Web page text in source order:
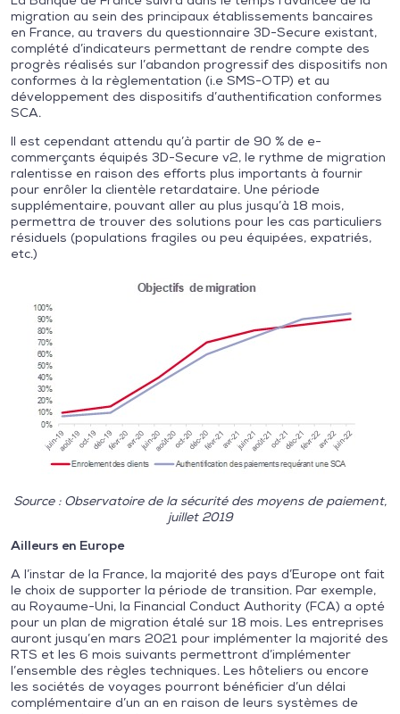
migration au sein des principaux établissements bancaires
en France, au travers du questionnaire 3D-Secure existant,
complété d’indicateurs permettant de rendre compte des
progrès réalisés sur l’abandon progressif des dispositifs non
conformes à la règlementation (i.e SMS-OTP) et au
développement des dispositifs d’authentification conformes
SCA.
Il est cependant attendu qu’à partir de 90 % de e-
commerçants équipés 3D-Secure v2, le rythme de migration
ralentisse en raison des efforts plus importants à fournir
pour enrôler la clientèle retardataire. Une période
supplémentaire, pouvant aller au plus jusqu’à 18 mois,
permettra de trouver des solutions pour les cas particuliers
résiduels (populations fragiles ou peu équipées, expatriés,
etc.)
Source : Observatoire de la sécurité des moyens de paiement,
juillet 2019
Ailleurs en Europe
A l’instar de la France, la majorité des pays d’Europe ont fait
le choix de supporter la période de transition. Par exemple,
au Royaume-Uni, la Financial Conduct Authority (FCA) a opté
pour un plan de migration étalé sur 18 mois. Les entreprises
auront jusqu’en mars 2021 pour implémenter la majorité des
RTS et les 6 mois suivants permettront d’implémenter
l’ensemble des règles techniques. Les hôteliers ou encore
les sociétés de voyages pourront bénéficier d’un délai
complémentaire d’un an en raison de leurs systèmes de